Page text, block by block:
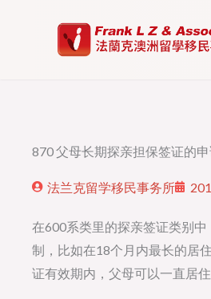
870 父母长期探亲担保签证的
法兰克留学移民事务所
在600系类里的探亲签证类别
制，比如在18个月内最长的居
证有效期内，父母可以一直居住